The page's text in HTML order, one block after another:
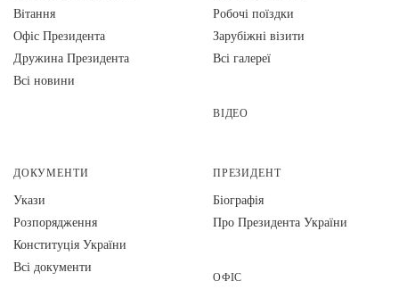
Вiтання
Офіс Президента
Дружина Президента
Всі новини
Робочі поїздки
Зарубіжні візити
Всі галереї
ВІДЕО
ДОКУМЕНТИ
Укази
Розпорядження
Конституція України
Всі документи
ПРЕЗИДЕНТ
Біографія
Про Президента України
ОФІС